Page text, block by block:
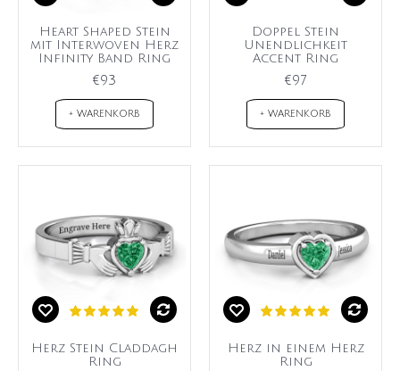
Heart Shaped Stein
mit Interwoven Herz
Infinity Band Ring
€93
+ WARENKORB
Doppel Stein
Unendlichkeit
Accent Ring
€97
+ WARENKORB
Herz Stein Claddagh
Ring
Herz in einem Herz
Ring